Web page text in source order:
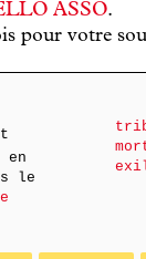
ASSO.
pour votre
le